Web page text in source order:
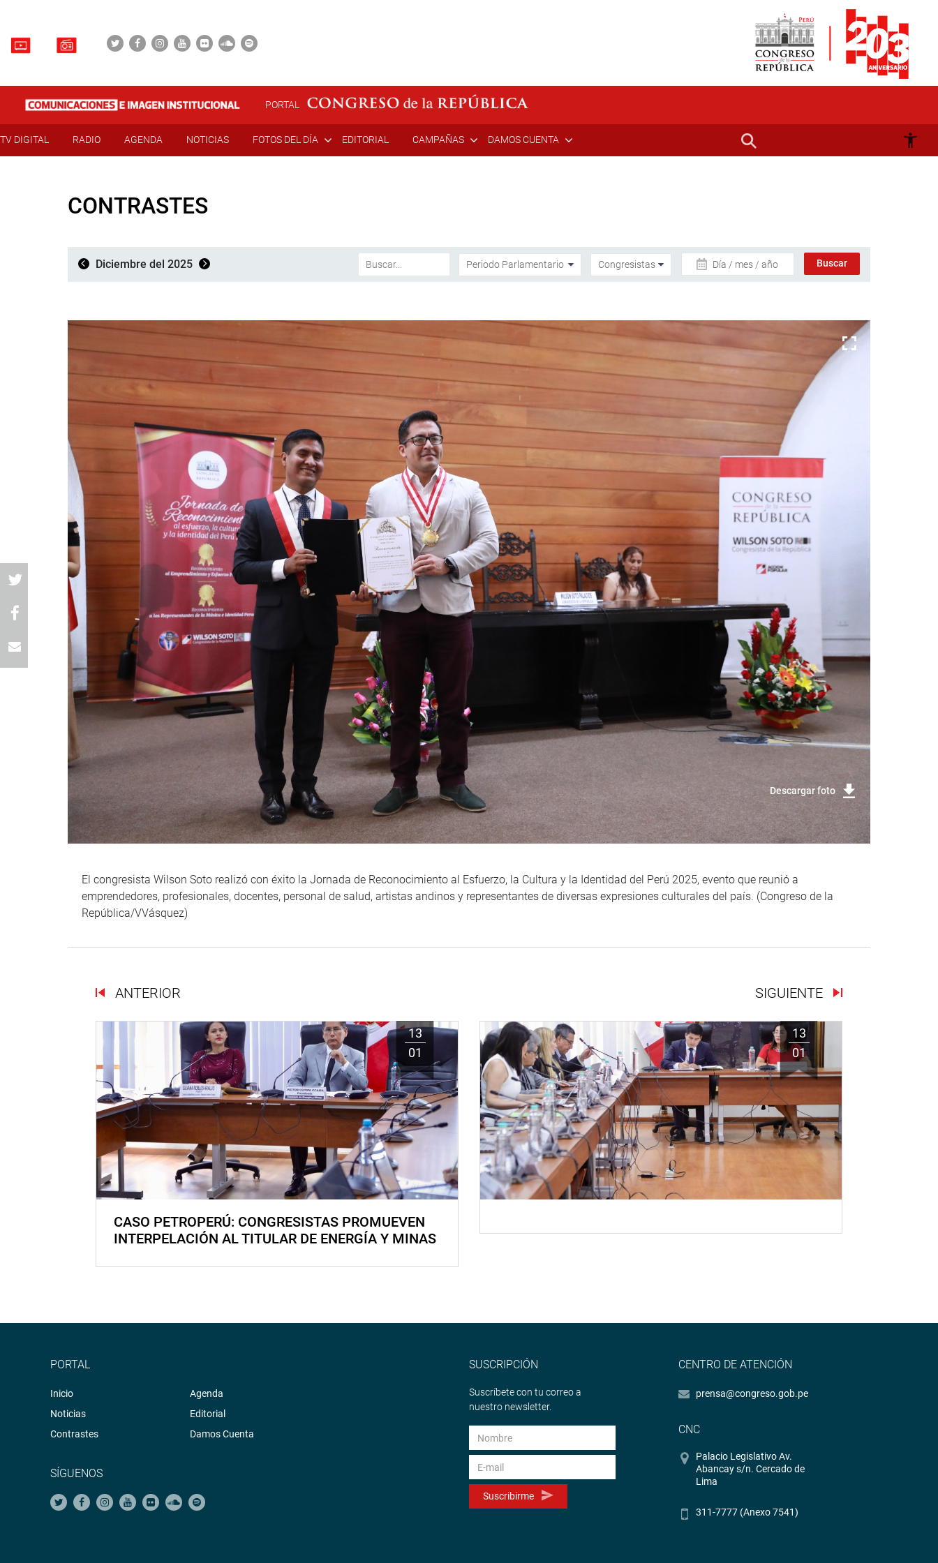
PORTAL
TV DIGITAL RADIO AGENDA NOTICIAS FOTOS DEL DÍA EDITORIAL CAMPAÑAS DAMOS CUENTA
CONTRASTES
Diciembre del 2025 Día / mes / año
Descargar foto
El congresista Wilson Soto realizó con éxito la Jornada de Reconocimiento al Esfuerzo, la Cultura y la Identidad del Perú 2025, evento que reunió a
emprendedores, profesionales, docentes, personal de salud, artistas andinos y representantes de diversas expresiones culturales del país. (Congreso de la
República/VVásquez)
ANTERIOR SIGUIENTE
13
01
CASO PETROPERÚ: CONGRESISTAS PROMUEVEN
INTERPELACIÓN AL TITULAR DE ENERGÍA Y MINAS
13
01
PORTAL
Inicio
Noticias
Contrastes
Agenda
Editorial
Damos Cuenta
SÍGUENOS
SUSCRIPCIÓN
Suscríbete con tu correo a
nuestro newsletter.
Suscribirme
CENTRO DE ATENCIÓN
prensa@congreso.gob.pe
CNC
Palacio Legislativo Av.
Abancay s/n. Cercado de
Lima
311-7777 (Anexo 7541)